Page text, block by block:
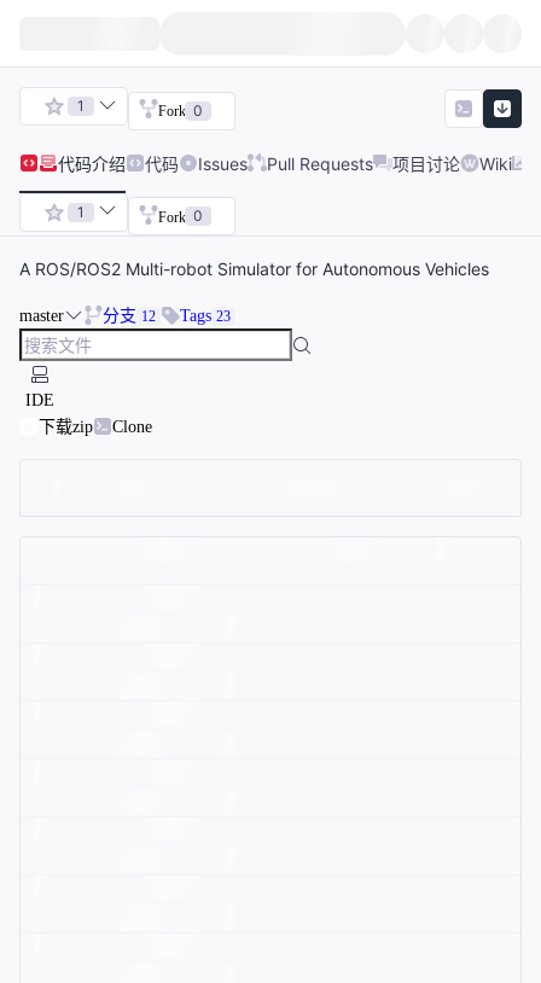
1 Fork 0
代码介绍 代码 Issues Pull Requests 项目讨论 Wiki
1 Fork 0
A ROS/ROS2 Multi-robot Simulator for Autonomous Vehicles
master 分支 12 Tags 23
IDE
下载zip
Clone